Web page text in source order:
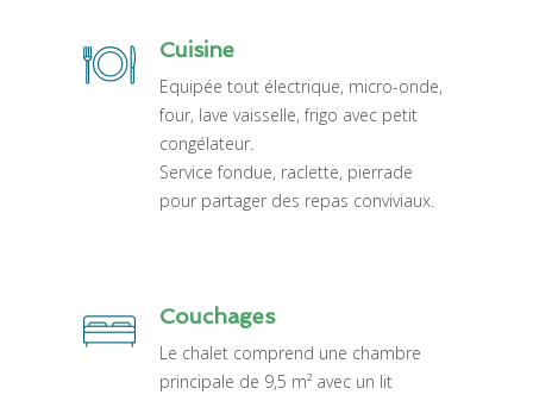
Cuisine
Equipée tout électrique, micro-onde,
four, lave vaisselle, frigo avec petit
congélateur.
Service fondue, raclette, pierrade
pour partager des repas conviviaux.
Couchages
Le chalet comprend une chambre
principale de 9,5 m² avec un lit